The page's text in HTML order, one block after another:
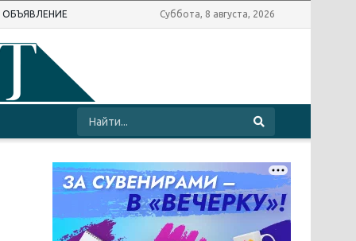
ОБЪЯВЛЕНИЕ Суббота, 8 августа, 2026